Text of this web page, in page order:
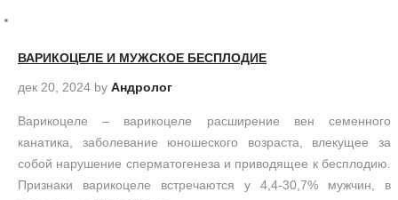
ВАРИКОЦЕЛЕ И МУЖСКОЕ БЕСПЛОДИЕ
дек 20, 2024 by Андролог
Варикоцеле – варикоцеле расширение вен семенного
канатика, заболевание юношеского возраста, влекущее за
собой нарушение сперматогенеза и приводящее к бесплодию.
Признаки варикоцеле встречаются у 4,4-30,7% мужчин, в